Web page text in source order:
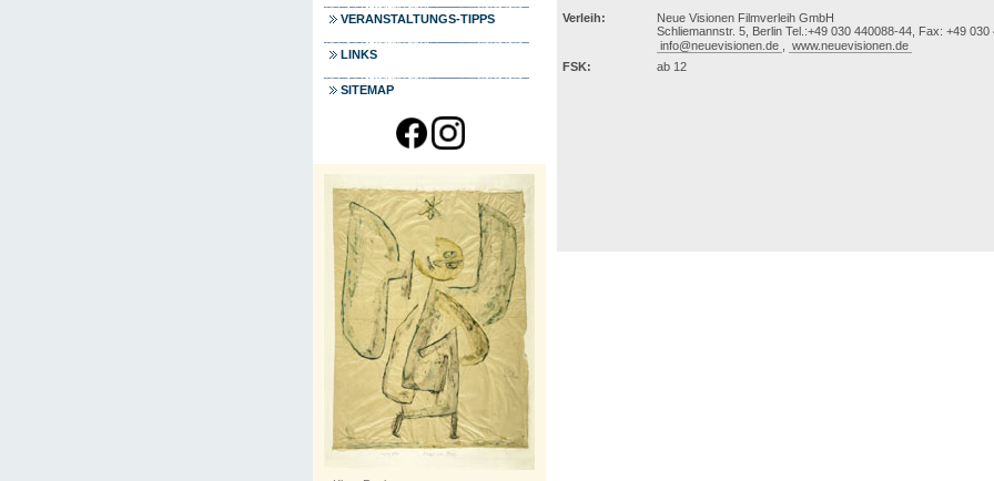
VERANSTALTUNGS-TIPPS
LINKS
SITEMAP
Verleih:
Neue Visionen Filmverleih GmbH
Schliemannstr. 5, Berlin Tel.:+49 030 440088-44, Fax: +49 030
info@neuevisionen.de
www.neuevisionen.de
FSK:
ab 12